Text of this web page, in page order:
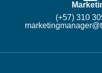
(+57) 310